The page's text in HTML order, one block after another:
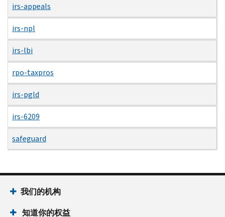
irs-appeals
irs-npl
irs-lbi
rpo-taxpros
irs-pgld
irs-6209
safeguard
我们的机构
知道你的权益